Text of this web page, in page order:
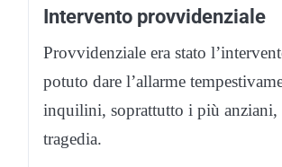
Intervento provvidenziale
Provvidenziale era stato
potuto dare l’allarme
inquilini, soprattutto i più anziani,
tragedia.